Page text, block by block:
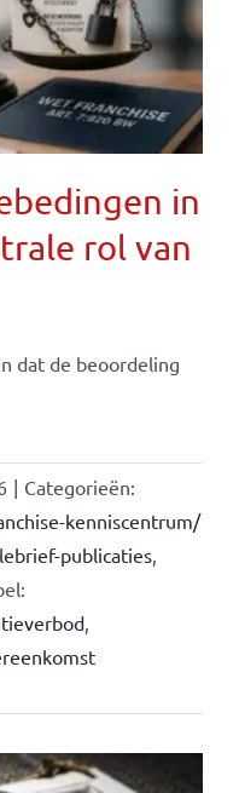
in
rol van
dat de beoordeling
| Categorieën:
kenniscentrum/
publicaties,
,